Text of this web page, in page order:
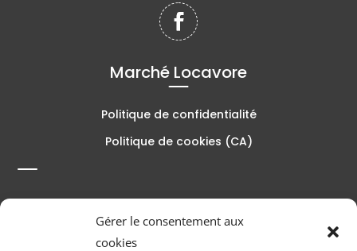
Gérer le consentement aux
cookies
Marché Locavore
Politique de confidentialité
Politique de cookies (CA)